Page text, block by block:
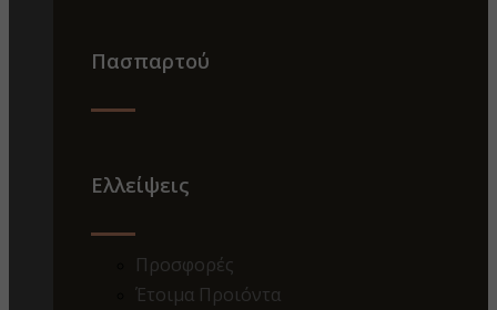
Πασπαρτού
Ελλείψεις
Προσφορές
Έτοιμα Προιόντα